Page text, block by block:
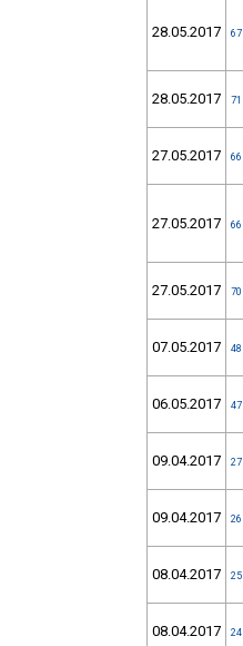
28.05.2017 67
28.05.2017 71
27.05.2017 66
27.05.2017 66
27.05.2017 70
07.05.2017 48
06.05.2017 47
09.04.2017 27
09.04.2017 26
08.04.2017 25
08.04.2017 24